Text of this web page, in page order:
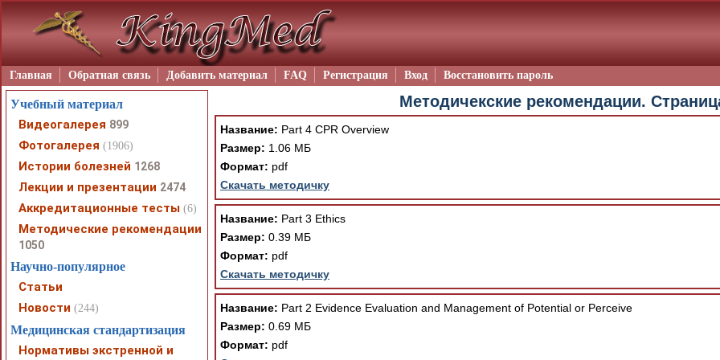
Главная Обратная связь Добавить материал FAQ Регистрация Вход Восстановить пароль
Методичекские рекомендации.
Название: Part 4 CPR Overview
Размер: 1.06 МБ
Формат: pdf
Скачать методичку
Название: Part 3 Ethics
Размер: 0.39 МБ
Формат: pdf
Скачать методичку
Название: Part 2 Evidence Evaluation and Management of Potential or Perceive
Размер: 0.69 МБ
Формат: pdf
Учебный материал
Видеогалерея 899
Фотогалерея (1906)
Истории болезней 1268
Лекции и презентации 2474
Аккредитационные тесты (6)
Методические рекомендации
1050
Научно-популярное
Статьи
Новости (244)
Медицинская стандартизация
Нормативы экстренной и